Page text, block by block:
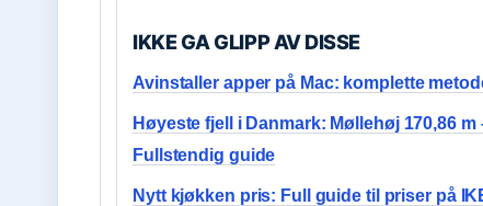
IKKE GA GLIPP AV DISSE
Avinstaller apper på Mac: komplette
Høyeste fjell i Danmark: Møllehøj 170,86 m
Fullstendig guide
Nytt kjøkken pris: Full guide til priser på